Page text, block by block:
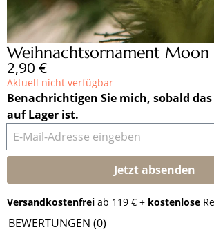
Weihnachtsornament Moon
Regulärer Preis:
2,90 €
Aktuell nicht verfügbar
Benachrichtigen Sie mich, sobald
auf Lager ist.
E-Mail-Adresse eingeben
Jetzt absenden
Versandkostenfrei ab 119 € + kostenlose
BEWERTUNGEN (0)